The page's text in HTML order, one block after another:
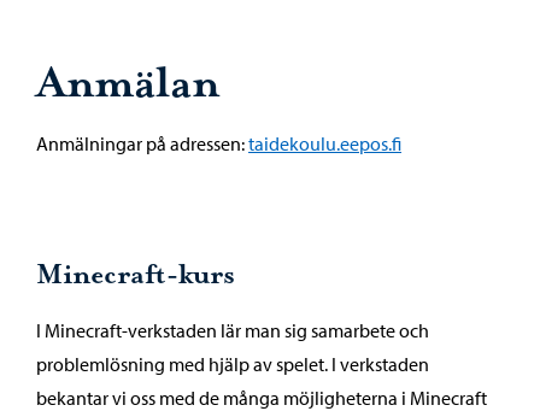
Anmälan
Anmälningar på adressen:taidekoulu.eepos.fi
Minecraft-kurs
I Minecraft-verkstaden lär man sig samarbete och
problemlösning med hjälp av spelet. I verkstaden
bekantar vi oss med de många möjligheterna i Minecraft